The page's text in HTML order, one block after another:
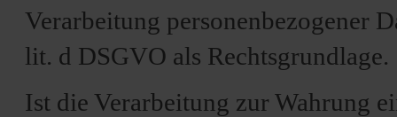
Verarbeitung personenbezogener
lit. d DSGVO als Rechtsgrundlage.
Ist die Verarbeitung zur Wahrung